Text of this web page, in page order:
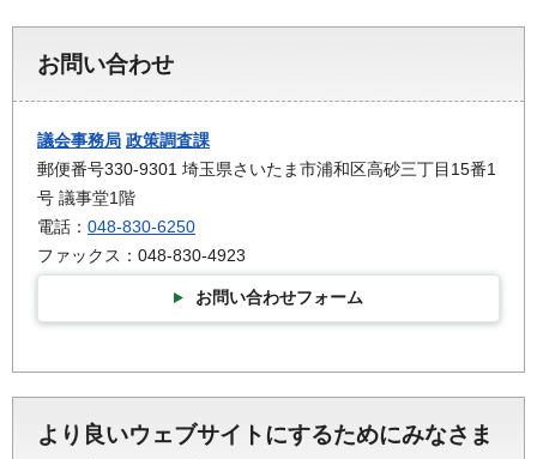
お問い合わせ
議会事務局 政策調査課
郵便番号330-9301 埼玉県さいたま市浦和区高砂三丁目15番1
号 議事堂1階
電話： 048-830-6250
ファックス：048-830-4923
お問い合わせフォーム
より良いウェブサイトにするためにみなさま